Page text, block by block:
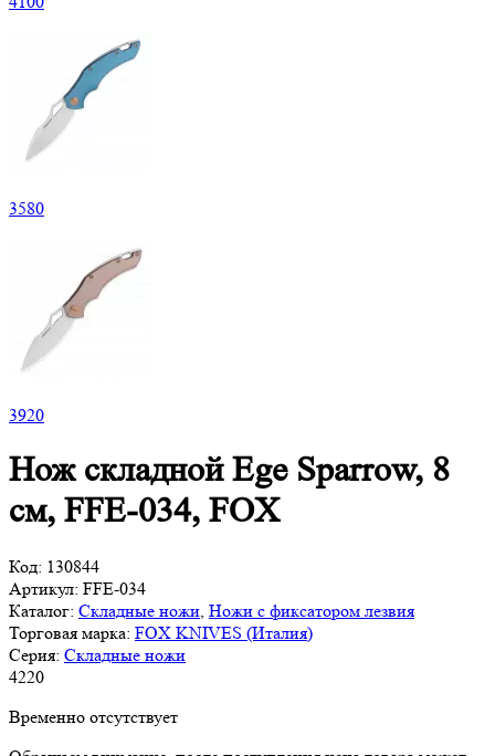
3580
3920
Нож складной Ege Sparrow, 8
см, FFE-034, FOX
Код: 130844
Артикул: FFE-034
Каталог: Складные ножи Ножи с фиксатором лезвия
Торговая марка: FOX KNIVES (Италия)
Серия: Складные ножи
4220
Временно отсутствует